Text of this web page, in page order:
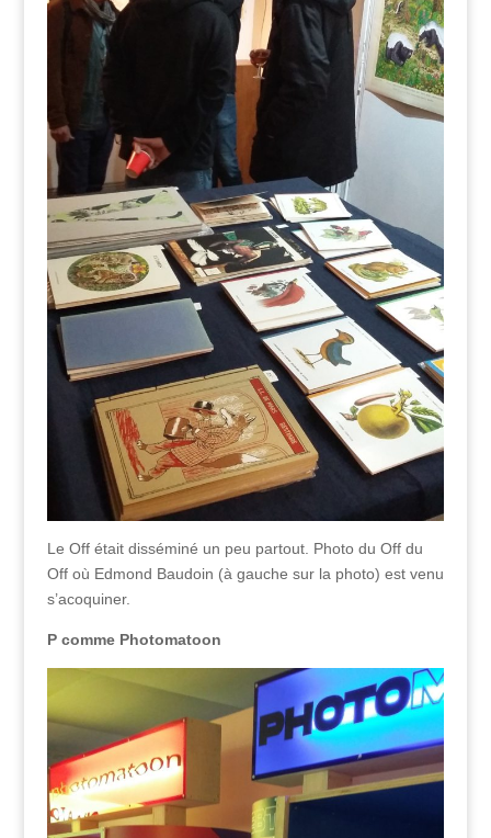
Le Off était disséminé un peu partout. Photo du Off du
Off où Edmond Baudoin (à gauche sur la photo) est venu
s’acoquiner.
P comme Photomatoon